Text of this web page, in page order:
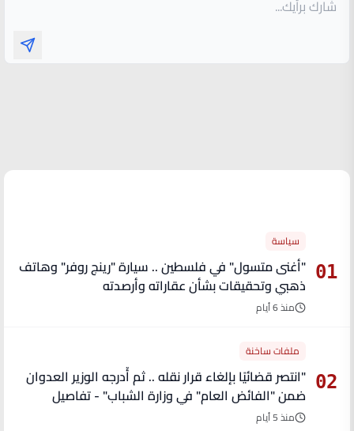
01
سياسة
"أغنى متسول" في فلسطين .. سيارة "رينج روفر" وهاتف
ذهبي وتحقيقات بشأن عقاراته وأرصدته
منذ 6 أيام
02
ملفات ساخنة
"انتصر قضائيًا بإلغاء قرار نقله .. ثم أُدرجه الوزير العدوان
ضمن "الفائض العام" في وزارة الشباب" - تفاصيل
منذ 5 أيام